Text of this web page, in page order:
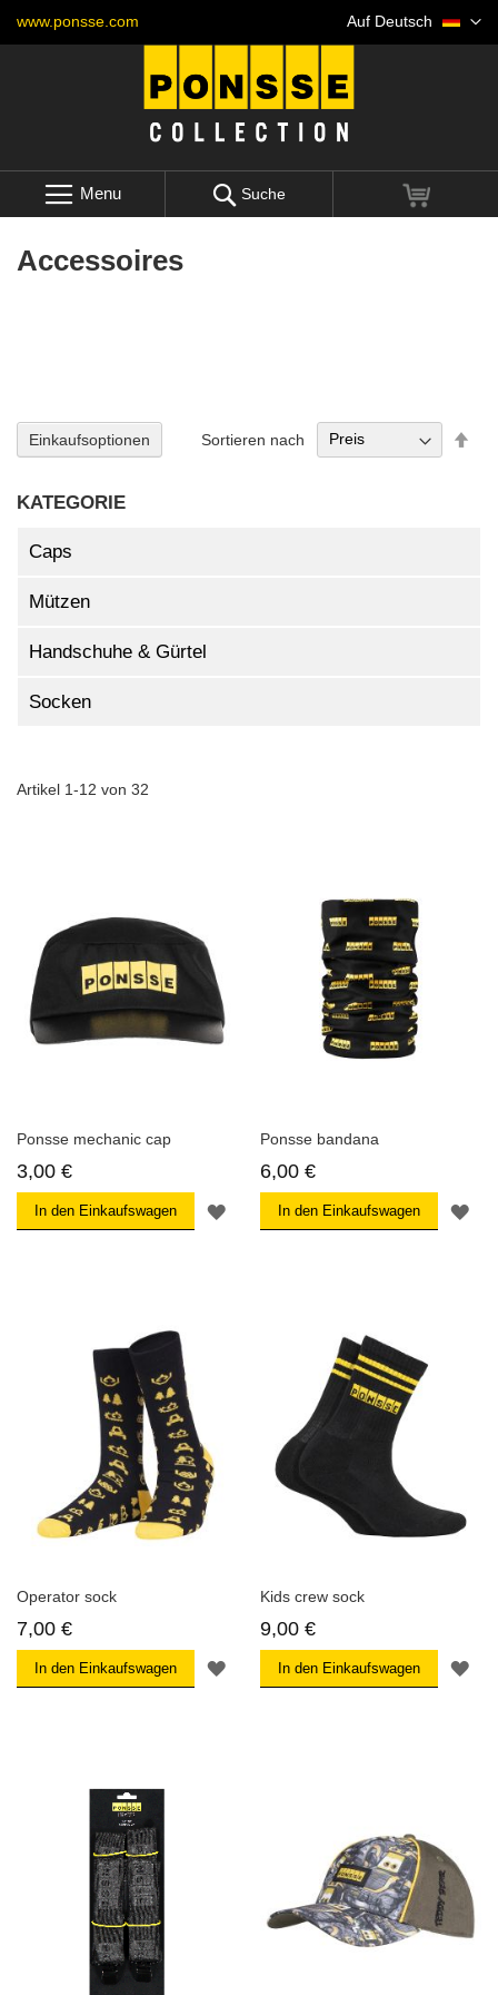
www.ponsse.com
to
Sprache
Auf Deutsch
Menu Suche Mein
Accessoires
Artikel 1-12 von 32
Sortieren nach
Ponsse mechanic cap
3,00 €
In den Einkaufswagen
ZUR
WUNSCHLISTE
Ponsse bandana
6,00 €
In den Einkaufswagen
Operator sock
7,00 €
In den Einkaufswagen
ZUR
WUNSCHLISTE
Kids crew sock
9,00 €
In den Einkaufswagen
KATEGORIE
Caps
Mützen
Handschuhe & Gürtel
Socken
Einkaufsoptionen